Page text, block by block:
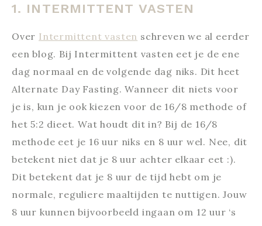
1. INTERMITTENT VASTEN
Over Intermittent vasten schreven we al eerder
een blog. Bij Intermittent vasten eet je de ene
dag normaal en de volgende dag niks. Dit heet
Alternate Day Fasting. Wanneer dit niets voor
je is, kun je ook kiezen voor de 16/8 methode of
het 5:2 dieet. Wat houdt dit in? Bij de 16/8
methode eet je 16 uur niks en 8 uur wel. Nee, dit
betekent niet dat je 8 uur achter elkaar eet :).
Dit betekent dat je 8 uur de tijd hebt om je
normale, reguliere maaltijden te nuttigen. Jouw
8 uur kunnen bijvoorbeeld ingaan om 12 uur ‘s